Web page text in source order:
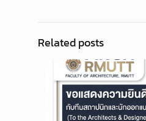
Related posts